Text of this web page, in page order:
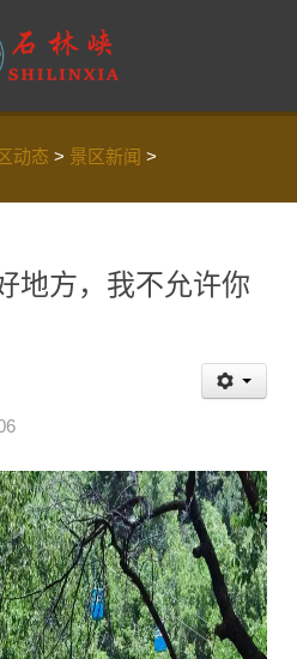
动态 > 景区新闻 >
地方，我不允许你